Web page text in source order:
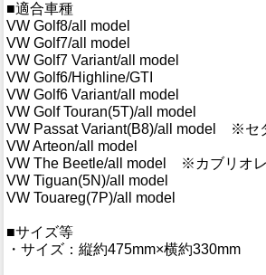
■適合車種
VW Golf8/all model
VW Golf7/all model
VW Golf7 Variant/all model
VW Golf6/Highline/GTI
VW Golf6 Variant/all model
VW Golf Touran(5T)/all model
VW Passat Variant(B8)/all model ※セ
VW Arteon/all model
VW The Beetle/all model ※カブリオレ
VW Tiguan(5N)/all model
VW Touareg(7P)/all model
■サイズ等
・サイズ：縦約475mm×横約330mm